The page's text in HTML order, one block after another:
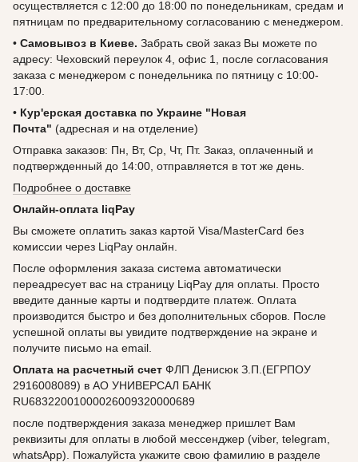
осуществляется с 12:00 до 18:00 по понедельникам, средам и
пятницам по предварительному согласованию с менеджером.
• Самовывоз в Киеве. Забрать свой заказ Вы можете по
адресу: Чеховский переулок 4, офис 1, после согласования
заказа с менеджером с понедельника по пятницу с 10:00-
17:00.
• Кур'ерская доставка по Украине "Новая
Почта" (адресная и на отделение)
Отправка заказов: Пн, Вт, Ср, Чт, Пт. Заказ, оплаченный и
подтвержденный до 14:00, отправляется в тот же день.
Подробнее о доставке
Онлайн-оплата liqPay
Вы сможете оплатить заказ картой Visa/MasterCard без
комиссии через LiqPay онлайн.
После оформления заказа система автоматически
переадресует вас на страницу LiqPay для оплаты. Просто
введите данные карты и подтвердите платеж. Оплата
производится быстро и без дополнительных сборов. После
успешной оплаты вы увидите подтверждение на экране и
получите письмо на email.
Оплата на расчетный счет ФЛП Денисюк З.П.(ЕГРПОУ
2916008089) в АО УНИВЕРСАЛ БАНК
RU68322001000026009320000689
после подтверждения заказа менеджер пришлет Вам
реквизиты для оплаты в любой мессенджер (viber, telegram,
whatsApp). Пожалуйста укажите свою фамилию в разделе